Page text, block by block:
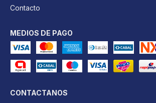
Contacto
MEDIOS DE PAGO
CONTACTANOS